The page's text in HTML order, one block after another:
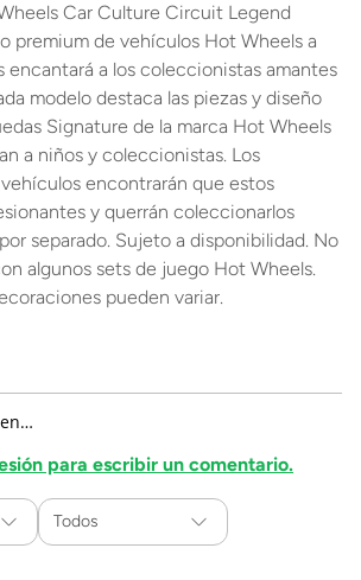
Car Culture Circuit Legend
premium de vehículos Hot Wheels a
encantará a los coleccionistas amantes
modelo destaca las piezas y diseño
Signature de la marca Hot Wheels
a niños y coleccionistas. Los
encontrarán que estos
y querrán coleccionarlos
separado. Sujeto a disponibilidad. No
algunos sets de juego Hot Wheels.
pueden variar.
para escribir un comentario.
Todos